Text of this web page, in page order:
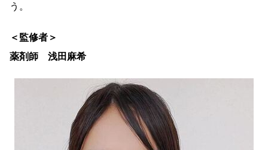
う。
＜監修者＞
薬剤師 浅田麻希